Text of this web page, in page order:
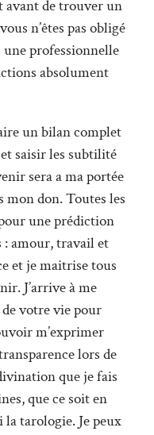
avant de trouver un
n’êtes pas obligé
une professionnelle
absolument
un bilan complet
saisir les subtilité
sera a ma portée
don. Toutes les
une prédiction
: amour, travail et
et je maitrise tous
J’arrive à me
votre vie pour
m’exprimer
lors de
que je fais
que ce soit en
tarologie. Je peux